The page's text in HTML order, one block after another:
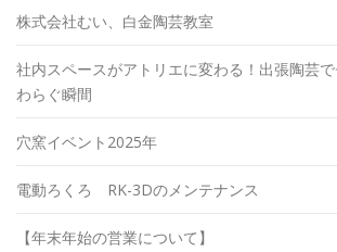
株式会社むい、白金陶芸教室
社内スペースがアトリエに変わる！出張陶芸
わらぐ瞬間
穴窯イベント2025年
電動ろくろ RK-3Dのメンテナンス
【年末年始の営業について】